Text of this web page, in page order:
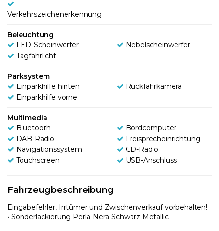
Verkehrszeichenerkennung
Beleuchtung
LED-Scheinwerfer
Nebelscheinwerfer
Tagfahrlicht
Parksystem
Einparkhilfe hinten
Rückfahrkamera
Einparkhilfe vorne
Multimedia
Bluetooth
Bordcomputer
DAB-Radio
Freisprecheinrichtung
Navigationssystem
CD-Radio
Touchscreen
USB-Anschluss
Fahrzeugbeschreibung
Eingabefehler, Irrtümer und Zwischenverkauf vorbehalten!
• Sonderlackierung Perla-Nera-Schwarz Metallic